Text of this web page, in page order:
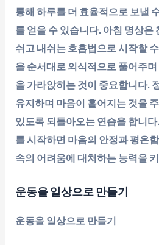
통해 하루를 더 효율적으로 보낼
를 얻을 수 있습니다. 아침 명상은
쉬고 내쉬는 호흡법으로 시작할
을 순서대로 의식적으로 풀어주
을 가라앉히는 것이 중요합니다.
유지하며 마음이 흩어지는 것을
있도록 되돌아오는 연습을 합니
를 시작하면 마음의 안정과 평온
속의 어려움에 대처하는 능력을
운동을 일상으로 만들기
운동을 일상으로 만들기